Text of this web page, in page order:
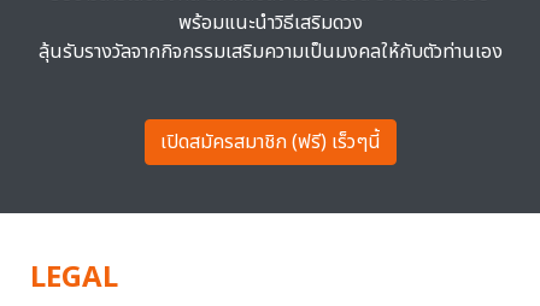
พร้อมแนะนำวิธีเสริมดวง
ลุ้นรับรางวัลจากกิจกรรมเสริมความเป็นมงคลให้กับตัวท่านเอง
เปิดสมัครสมาชิก (ฟรี) เร็วๆนี้
LEGAL